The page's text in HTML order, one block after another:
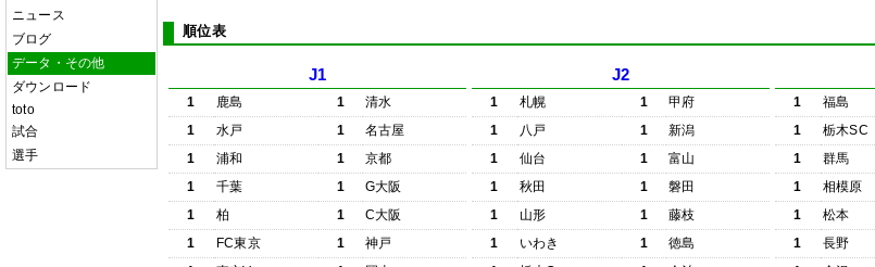
ニュース
ブログ
データ・その他
ダウンロード
toto
試合
選手
順位表
J1
1 鹿島 1
清水
1
水戸 1
名古屋
1
浦和 1
京都
1
千葉 1
G大阪
1
柏 1
C大阪
1
FC東京 1
神戸
J2
1 札幌 1
甲府
1
八戸 1
新潟
1
仙台 1
富山
1
秋田 1
磐田
1
山形 1
藤枝
1
いわき 1
徳島
1 福島
1
栃木SC
1
群馬
1
相模原
1
松本
1
長野